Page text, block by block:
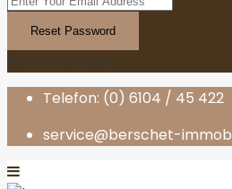
Reset Password
Return to Login
Telefon: (0) 6104 / 45 422
service@berschet-